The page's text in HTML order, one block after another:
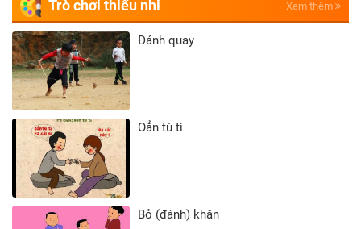
Trò chơi thiếu nhi Xem thêm
Đánh quay
Oẳn tù tì
Bỏ (đánh) khăn